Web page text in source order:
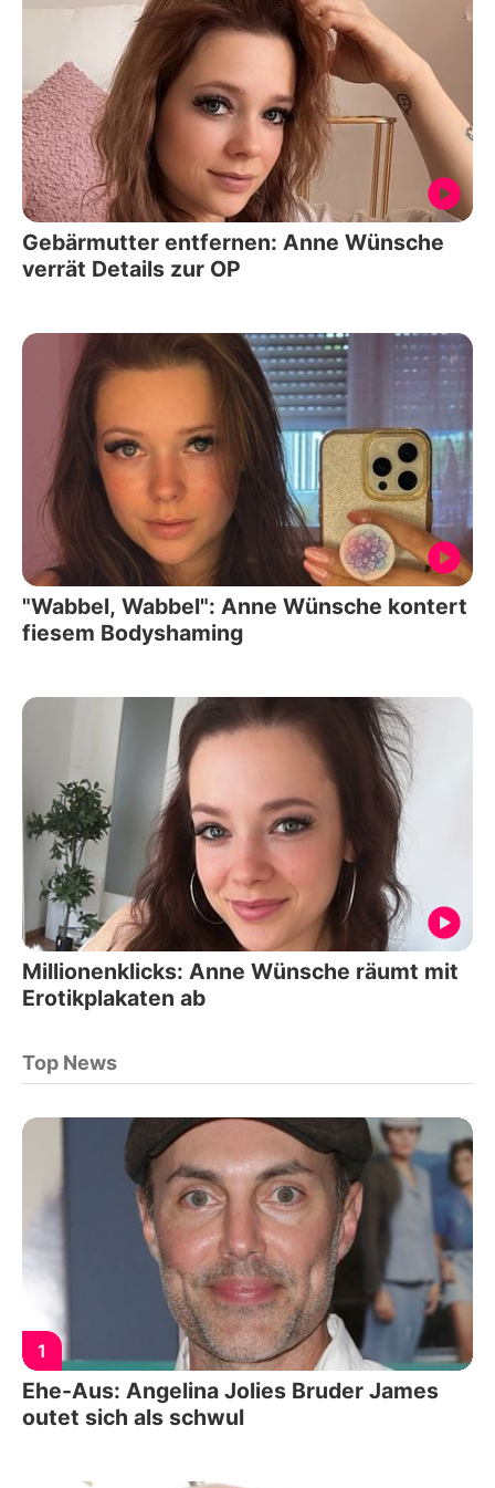
Gebärmutter entfernen: Anne Wünsche
verrät Details zur OP
"Wabbel, Wabbel": Anne Wünsche kontert
fiesem Bodyshaming
Millionenklicks: Anne Wünsche räumt mit
Erotikplakaten ab
Top News
1
Ehe-Aus: Angelina Jolies Bruder James
outet sich als schwul